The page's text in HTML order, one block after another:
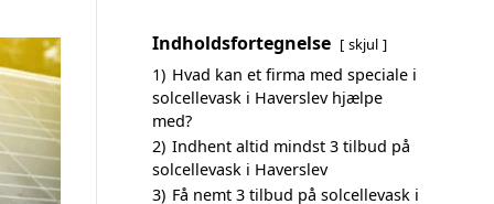
Indholdsfortegnelse skjul
1) Hvad kan et firma med speciale i
solcellevask i Haverslev hjælpe
med?
2) Indhent altid mindst 3 tilbud på
solcellevask i Haverslev
3) Få nemt 3 tilbud på solcellevask i